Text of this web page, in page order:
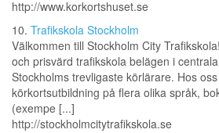
http://www.korkortshuset.se
10. Trafikskola Stockholm
Välkommen till Stockholm City
och prisvärd trafikskola belägen i
Stockholms trevligaste körlärare. Hos
körkortsutbildning på flera olika språk,
(exempe [...]
http://stockholmcitytrafikskola.se